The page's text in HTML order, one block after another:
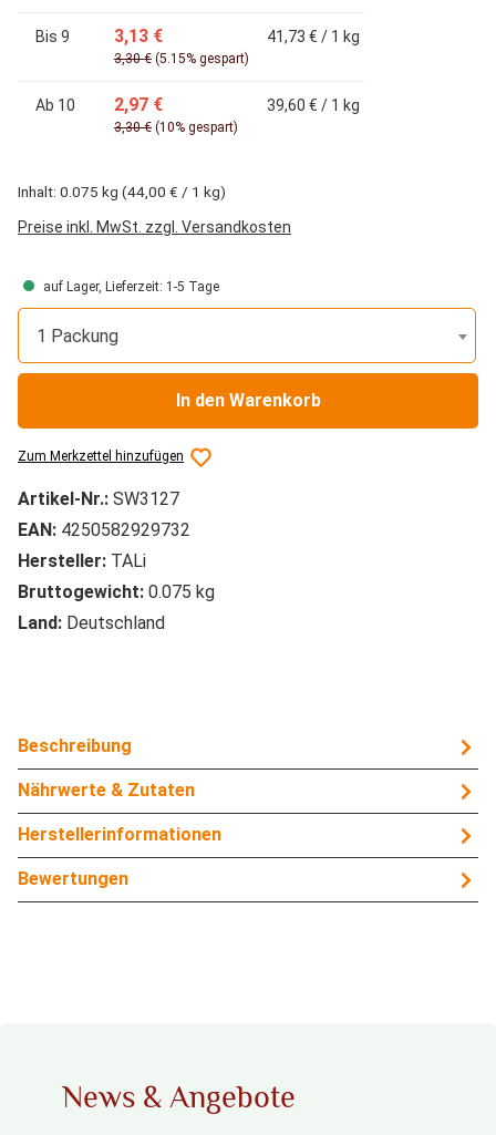
Bis 9 3,13 €
3,30 € (5.15% gespart)
41,73 € / 1 kg
Ab 10 2,97 €
3,30 € (10% gespart)
39,60 € / 1 kg
Inhalt: 0.075 kg (44,00 € / 1 kg)
Preise inkl. MwSt. zzgl. Versandkosten
auf Lager, Lieferzeit: 1-5 Tage
1 Packung
In den Warenkorb
Zum Merkzettel hinzufügen
Artikel-Nr.: SW3127
EAN: 4250582929732
Hersteller: TALi
Bruttogewicht: 0.075 kg
Land: Deutschland
Beschreibung
Nährwerte & Zutaten
Herstellerinformationen
Bewertungen
News & Angebote